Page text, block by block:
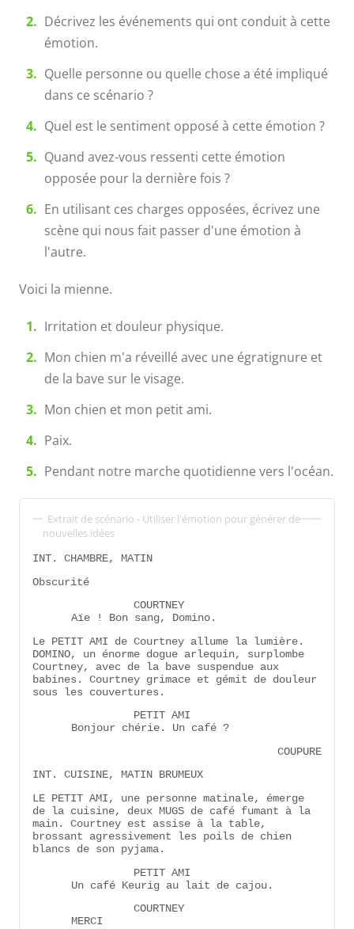
Décrivez les événements qui ont conduit à cette
émotion.
Quelle personne ou quelle chose a été impliqué
dans ce scénario ?
Quel est le sentiment opposé à cette émotion ?
Quand avez-vous ressenti cette émotion
opposée pour la dernière fois ?
En utilisant ces charges opposées, écrivez une
scène qui nous fait passer d'une émotion à
l'autre.
Voici la mienne.
Irritation et douleur physique.
Mon chien m'a réveillé avec une égratignure et
de la bave sur le visage.
Mon chien et mon petit ami.
Paix.
Pendant notre marche quotidienne vers l'océan.
Extrait de scénario - Utiliser l'émotion pour générer de
nouvelles idées
INT. CHAMBRE, MATIN
Obscurité
COURTNEY
Aïe ! Bon sang, Domino.
Le PETIT AMI de Courtney allume la lumière.
DOMINO, un énorme dogue arlequin, surplombe
Courtney, avec de la bave suspendue aux
babines. Courtney grimace et gémit de douleur
sous les couvertures.
PETIT AMI
Bonjour chérie. Un café ?
COUPURE
INT. CUISINE, MATIN BRUMEUX
LE PETIT AMI, une personne matinale, émerge
de la cuisine, deux MUGS de café fumant à la
main. Courtney est assise à la table,
brossant agressivement les poils de chien
blancs de son pyjama.
PETIT AMI
Un café Keurig au lait de cajou.
COURTNEY
MERCI